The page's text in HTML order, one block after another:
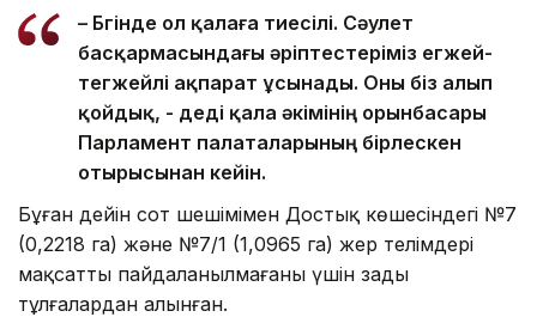
– Бүгінде ол қалаға тиесілі. Сәулет
басқармасындағы әріптестеріміз егжей-
тегжейлі ақпарат ұсынады. Оны біз алып
қойдық, - деді қала әкімінің орынбасары
Парламент палаталарының бірлескен
отырысынан кейін.
Бұған дейін сот шешімімен Достық көшесіндегі №7
(0,2218 га) және №7/1 (1,0965 га) жер телімдері
мақсатты пайдаланылмағаны үшін заңды
тұлғалардан алынған.